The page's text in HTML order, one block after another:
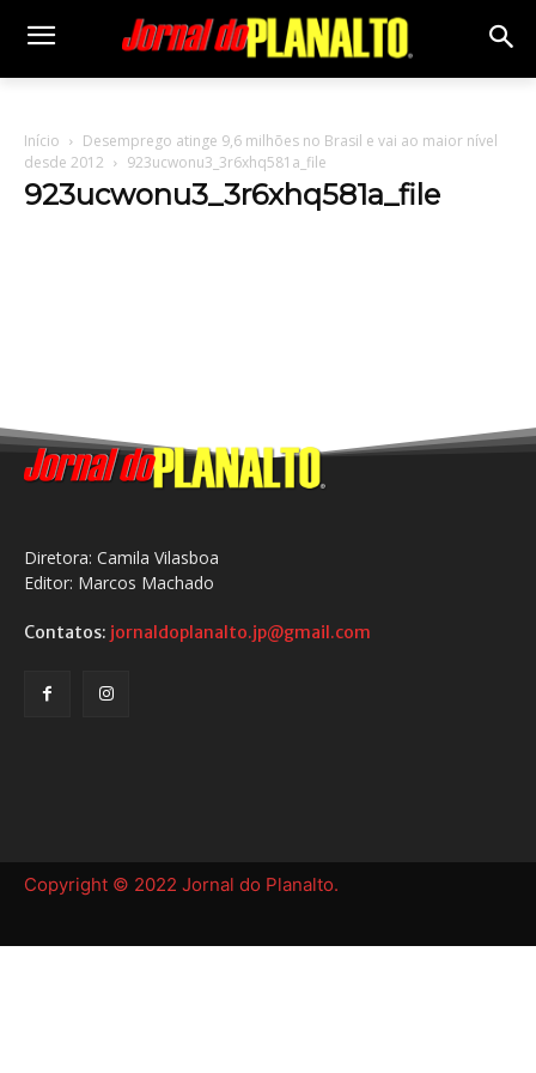
Início
Desemprego atinge 9,6 milhões no Brasil e vai ao maior nível
desde 2012
923ucwonu3_3r6xhq581a_file
923ucwonu3_3r6xhq581a_file
Diretora: Camila Vilasboa
Editor: Marcos Machado
Contatos: jornaldoplanalto.jp@gmail.com
Copyright © 2022 Jornal do Planalto.